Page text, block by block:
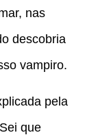
nas
descobria
vampiro.
pela
que